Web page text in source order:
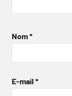
Nom*
E-mail *